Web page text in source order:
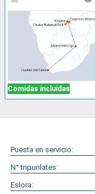
Comidas incluidas
Puesta en servicio:
N° tripunlates:
Eslora: